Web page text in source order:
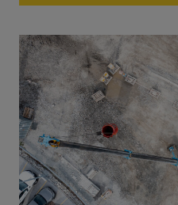
Estimation, bouclement
Degré de
Fortune mobilière :
Fortune immobilière
Rendement :4,3%
Entreprises affiliées
Personnes assurées